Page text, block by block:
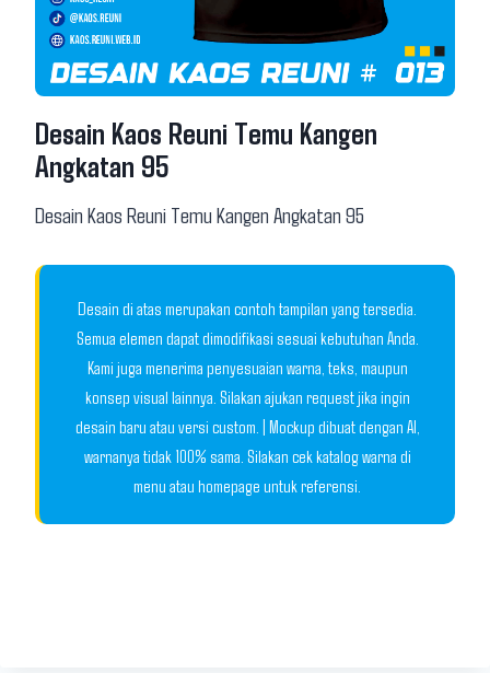
Desain Kaos Reuni Temu Kangen
Angkatan 95
Desain Kaos Reuni Temu Kangen Angkatan 95
Desain di atas merupakan contoh tampilan yang tersedia.
Semua elemen dapat dimodifikasi sesuai kebutuhan Anda.
Kami juga menerima penyesuaian warna, teks, maupun
konsep visual lainnya. Silakan ajukan request jika ingin
desain baru atau versi custom. | Mockup dibuat dengan AI,
warnanya tidak 100% sama. Silakan cek katalog warna di
menu atau homepage untuk referensi.